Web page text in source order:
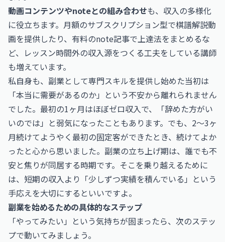
動画コンテンツやnoteとの組み合わせも、収入の多様化
に役立ちます。月額のサブスクリプション型で棋譜解説動
画を提供したり、有料のnote記事で上達法をまとめるな
ど、レッスン時間外の収入源をつくる工夫をしている講師
も増えています。
私自身も、副業として専門スキルを提供し始めた当初は
「本当に需要があるのか」という不安から離れられません
でした。最初の1ヶ月はほぼゼロ収入で、「辞めた方がい
いのでは」と弱気になったこともあります。でも、2〜3ヶ
月続けてようやく最初の固定客ができたとき、続けてよか
ったと心から思いました。副業の立ち上げ期は、誰でも不
安と焦りが同居する時期です。そこを乗り越えるために
は、短期の収入より「少しずつ実績を積んでいる」という
手応えを大切にするといいですよ。
副業を始めるための具体的なステップ
「やってみたい」という気持ちが固まったら、次のステッ
プで動いてみましょう。